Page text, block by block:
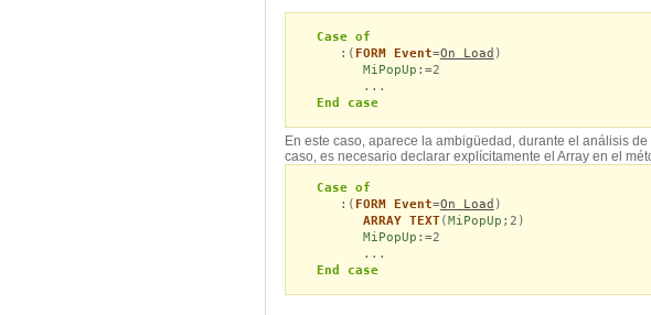
Case of
:( FORM Event=On Load )
MiPopUp :=2
...
End case
En este caso, aparece la ambigüedad, durante el análisis
caso, es necesario declarar explícitamente el Array en el
Case of
:( FORM Event=On Load )
ARRAY TEXT( MiPopUp ;2)
MiPopUp :=2
...
End case